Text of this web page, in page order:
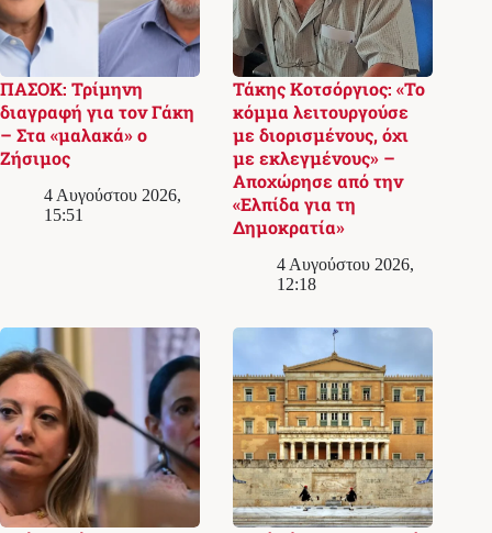
ΠΑΣΟΚ: Τρίμηνη
διαγραφή για τον Γάκη
– Στα «μαλακά» ο
Ζήσιμος
4 Αυγούστου 2026,
15:51
Τάκης Κοτσόργιος: «Το
κόμμα λειτουργούσε
με διορισμένους, όχι
με εκλεγμένους» –
Αποχώρησε από την
«Ελπίδα για τη
Δημοκρατία»
4 Αυγούστου 2026,
12:18